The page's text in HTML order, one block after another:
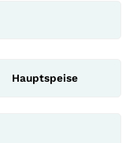
Hauptspeise